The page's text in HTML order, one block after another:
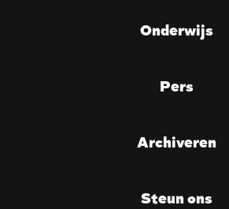
Onderwijs
Pers
Archiveren
Steun ons